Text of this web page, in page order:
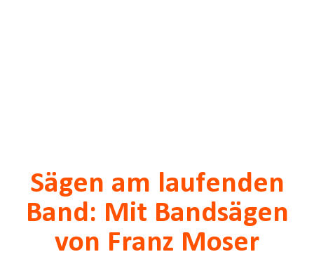
Sägen am laufenden
Band: Mit Bandsägen
von Franz Moser